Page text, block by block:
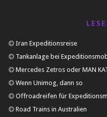
Iran Expeditionsreise
Tankanlage bei
Mercedes Zetros oder MAN
Wenn Unimog, dann so
Offroadreifen für
Road Trains in Australien